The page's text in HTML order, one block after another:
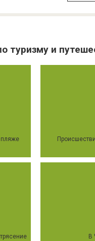
туризму и
пляже
В